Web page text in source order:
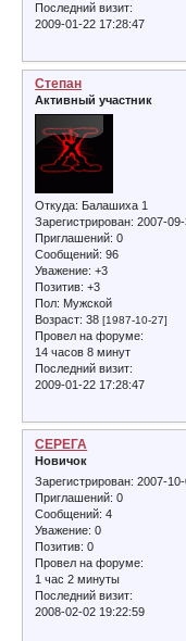
Последний визит:
2009-01-22 17:28:47
Степан
Активный участник
Откуда: Балашиха 1
Зарегистрирован: 2007-
Приглашений: 0
Сообщений: 96
Уважение: +3
Позитив: +3
Пол: Мужской
Возраст: 38[1987-10-27]
Провел на форуме:
14 часов 8 минут
Последний визит:
2009-01-22 17:28:47
СЕРЕГА
Новичок
Зарегистрирован: 2007-
Приглашений: 0
Сообщений: 4
Уважение: 0
Позитив: 0
Провел на форуме:
1 час 2 минуты
Последний визит:
2008-02-02 19:22:59